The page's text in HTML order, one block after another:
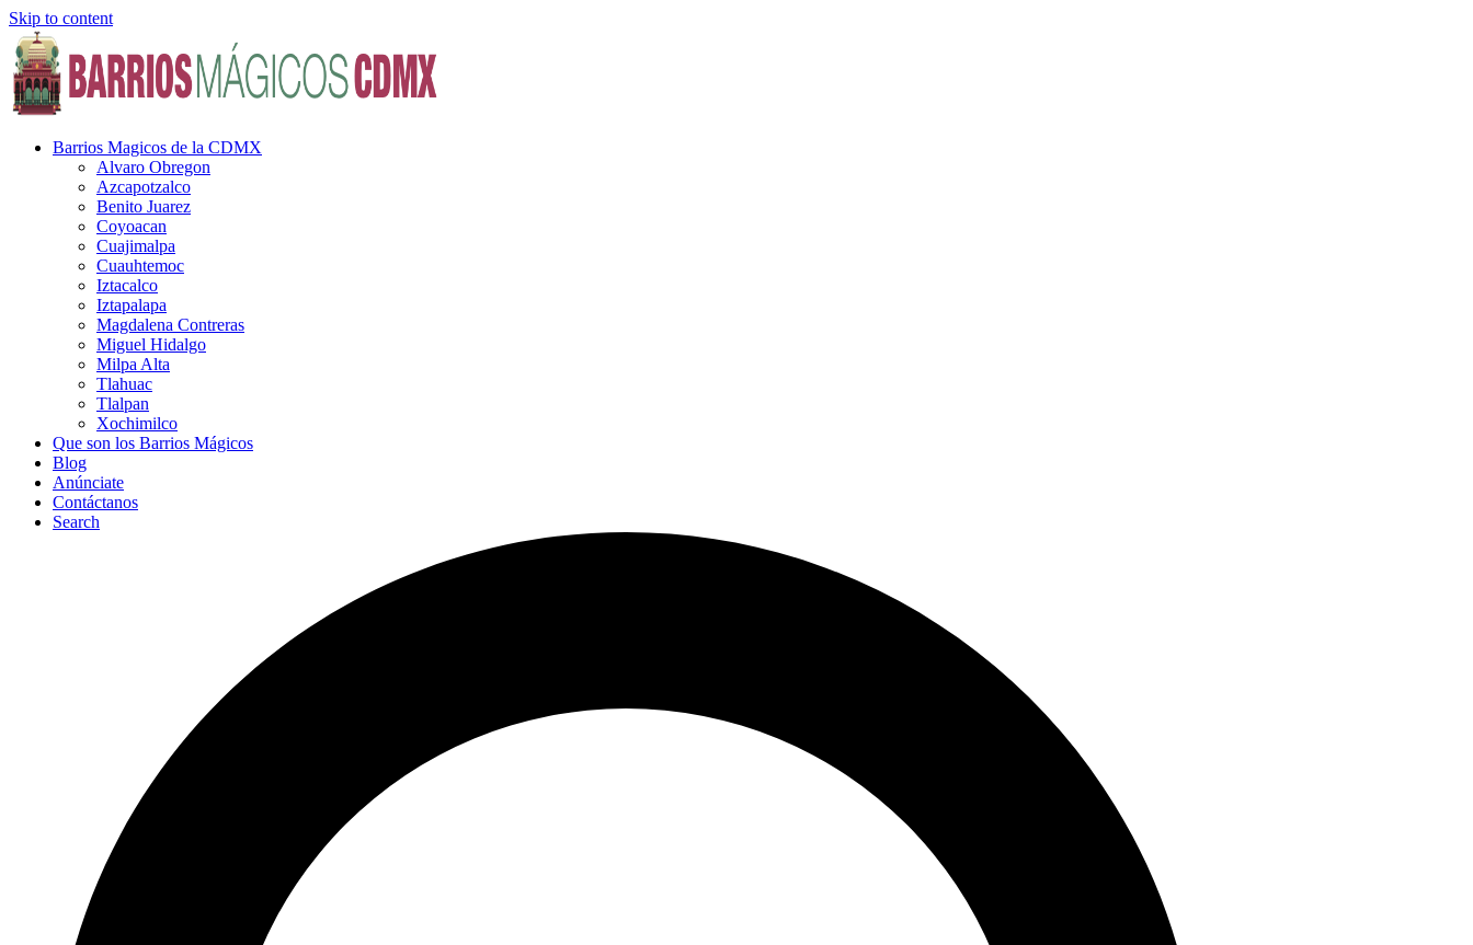
Skip to content
Barrios Magicos de la CDMX
Alvaro Obregon
Azcapotzalco
Benito Juarez
Coyoacan
Cuajimalpa
Cuauhtemoc
Iztacalco
Iztapalapa
Magdalena Contreras
Miguel Hidalgo
Milpa Alta
Tlahuac
Tlalpan
Xochimilco
Que son los Barrios Mágicos
Blog
Anúnciate
Contáctanos
Search